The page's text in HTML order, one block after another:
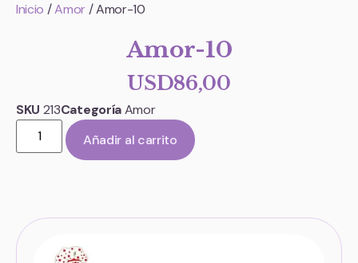
Inicio /Amor/ Amor-10
Amor-10
USD86,00
SKU 213CategoríaAmor
Añadir al carrito